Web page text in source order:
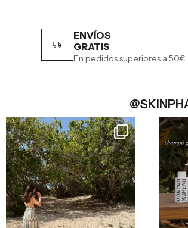
ENVÍOS
GRATIS
En pedidos superiores a 50€